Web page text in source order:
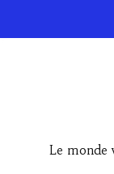
Le monde